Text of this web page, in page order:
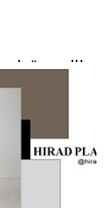
مطالب مرتبط ...